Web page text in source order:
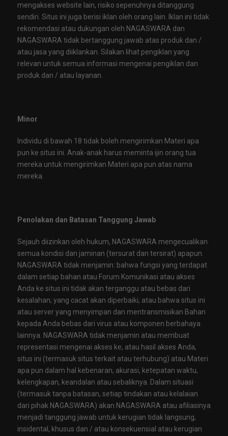
mengakses website lain, risiko sepenuhnya ditanggung
sendiri. Situs ini juga berisi iklan oleh orang lain. Iklan ini tidak
rekomendasi atau dukungan oleh NAGASWARA dan
NAGASWARA tidak bertanggung jawab atas produk dan /
atau jasa yang diiklankan. Silakan lihat pengiklan yang
relevan untuk semua informasi mengenai pengiklan dan
produk dan / atau layanan.
Minor
Individu di bawah 18 tidak boleh mengirimkan Materi apa
pun ke situs ini. Anak-anak harus meminta ijin orang tua
mereka untuk mengirimkan Materi apa pun atas nama
mereka.
Penolakan dan Batasan Tanggung Jawab
Sejauh diizinkan oleh hukum, NAGASWARA mengecualikan
semua kondisi dan jaminan (tersurat dan tersirat) apapun.
NAGASWARA tidak menjamin: bahwa fungsi yang terdapat
dalam setiap bahan atau Forum Komunikasi atau akses
Anda ke situs ini tidak akan terganggu atau bebas dari
kesalahan; yang cacat akan diperbaiki; atau bahwa situs ini
atau server yang menyimpan dan mentransmisikan Bahan
kepada Anda bebas dari virus atau komponen berbahaya
lainnya. NAGASWARA tidak menjamin atau membuat
representasi mengenai akses ke, atau hasil akses Anda,
situs ini (termasuk situs terkait atau terhubung) atau Materi
apa pun dalam hal kebenaran, akurasi, ketepatan waktu,
kelengkapan, keandalan atau sebaliknya. Dalam situasi
(termasuk tanpa batasan, setiap tindakan atau kelalaian
dari pihak NAGASWARA) akan NAGASWARA atau afiliasinya
menjadi tanggung jawab untuk kerugian tidak langsung,
insidental, khusus dan / atau konsekuensial atau kerugian